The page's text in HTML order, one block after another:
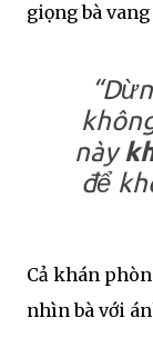
giọng bà
này
để
Cả khán
nhìn bà với